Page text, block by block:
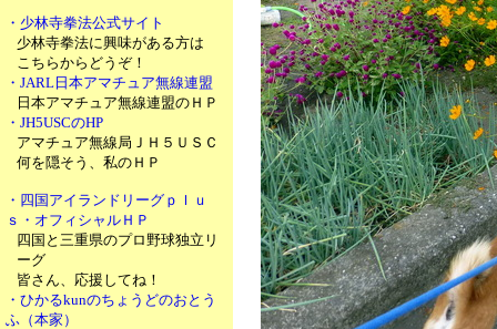
・少林寺拳法公式サイト
少林寺拳法に興味がある方は
こちらからどうぞ！
・JARL日本アマチュア無線連盟
日本アマチュア無線連盟のＨＰ
・JH5USCのHP
アマチュア無線局ＪＨ５ＵＳＣ
何を隠そう、私のＨＰ
・四国アイランドリーグｐｌｕ
ｓ・オフィシャルＨＰ
四国と三重県のプロ野球独立リ
ーグ
皆さん、応援してね！
・ひかるkunのちょうどのおとう
ふ（本家）